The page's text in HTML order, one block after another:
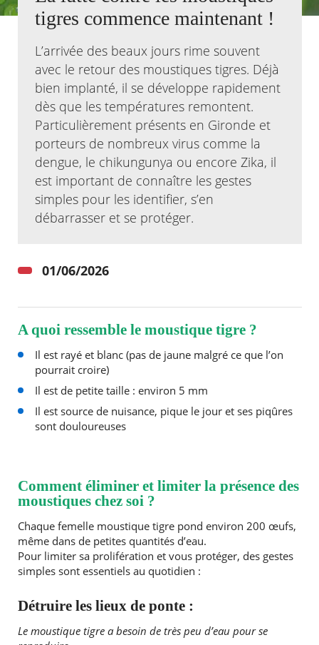
Actualités
Kiosque
Espace de services en ligne
Facebook
X Instagram
Youtube
Linkedin
tigres commence maintenant !
L’arrivée des beaux jours rime souvent
avec le retour des moustiques tigres. Déjà
bien implanté, il se développe rapidement
dès que les températures remontent.
Particulièrement présents en Gironde et
porteurs de nombreux virus comme la
dengue, le chikungunya ou encore Zika, il
est important de connaître les gestes
simples pour les identifier, s’en
débarrasser et se protéger.
01/06/2026
A quoi ressemble le moustique tigre ?
Il est rayé et blanc (pas de jaune malgré ce que l’on
pourrait croire)
Il est de petite taille : environ 5 mm
Il est source de nuisance, pique le jour et ses piqûres
sont douloureuses
Comment éliminer et limiter la présence des
moustiques chez soi ?
Chaque femelle moustique tigre pond environ 200 œufs,
même dans de petites quantités d’eau.
Pour limiter sa prolifération et vous protéger, des gestes
simples sont essentiels au quotidien :
Détruire les lieux de ponte :
Le moustique tigre a besoin de très peu d’eau pour se